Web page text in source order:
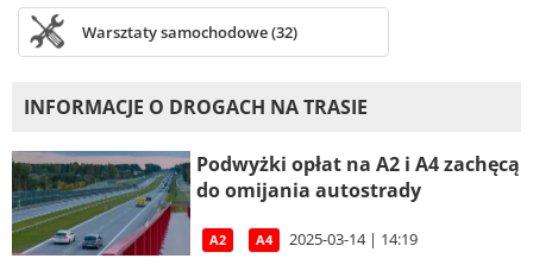
Warsztaty samochodowe (32)
INFORMACJE O DROGACH NA TRASIE
Podwyżki opłat na A2 i A4 zachęcą
do omijania autostrady
A2 A4 2025-03-14 | 14:19